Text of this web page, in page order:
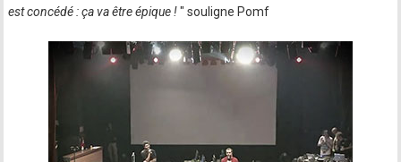
est concédé : ça va être épique !" souligne Pomf